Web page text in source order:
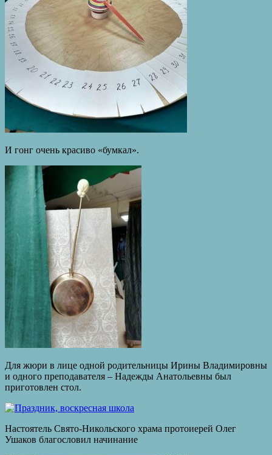
И гонг очень красиво «бумкал».
Для жюри в лице одной родительницы Ирины Владимировны
и одного преподавателя – Надежды Анатольевны был
приготовлен стол.
Настоятель Свято-Никольского храма протоиерей Олег
Ушаков благословил начинание